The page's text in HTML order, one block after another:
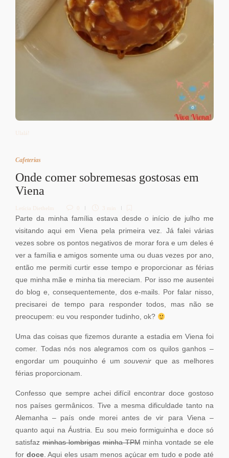
Ulalá!
Cafeterias
Onde comer sobremesas gostosas em
Viena
Letícia Diethelm 3 min
Parte da minha família estava desde o início de julho me
visitando aqui em Viena pela primeira vez. Já falei várias
vezes sobre os pontos negativos de morar fora e um deles é
ver a família e amigos somente uma ou duas vezes por ano,
então me permiti curtir esse tempo e proporcionar as férias
que minha mãe e minha tia mereciam. Por isso me ausentei
do blog e, consequentemente, dos e-mails. Por falar nisso,
precisarei de tempo para responder todos, mas não se
preocupem: eu vou responder tudinho, ok?
Uma das coisas que fizemos durante a estadia em Viena foi
comer. Todas nós nos alegramos com os quilos ganhos –
engordar um pouquinho é umsouvenir que as melhores
férias proporcionam.
Confesso que sempre achei difícil encontrar doce gostoso
nos países germânicos. Tive a mesma dificuldade tanto na
Alemanha – país onde morei antes de vir para Viena –
quanto aqui na Áustria. Eu sou meio formiguinha e doce só
satisfaz minhas lombrigas minha TPMminha vontade se ele
for doce. Aqui eles usam menos açúcar em tudo e pode até